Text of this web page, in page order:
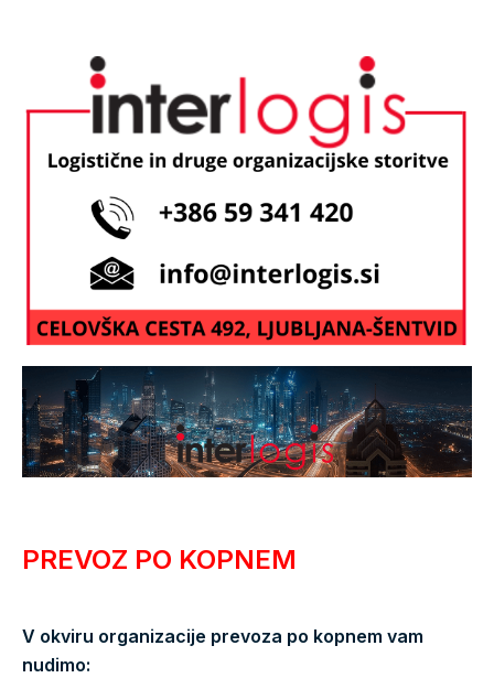
PREVOZ PO KOPNEM
V okviru organizacije prevoza po kopnem vam
nudimo: